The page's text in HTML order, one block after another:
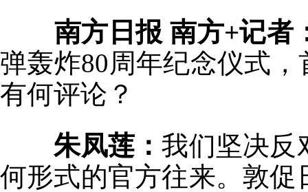
南方日报 南方+记者
弹轰炸80周年纪念仪式
有何评论？
朱凤莲：我们坚决反
何形式的官方往来。敦